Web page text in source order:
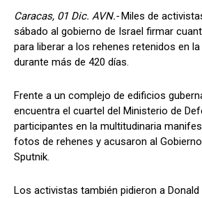
Caracas, 01 Dic. AVN.- Miles de
sábado al gobierno de Israel firmar
para liberar a los rehenes retenidos en la
durante más de 420 días.
Frente a un complejo de edificios
encuentra el cuartel del Ministerio de
participantes en la multitudinaria
fotos de rehenes y acusaron al
Sputnik.
Los activistas también pidieron a